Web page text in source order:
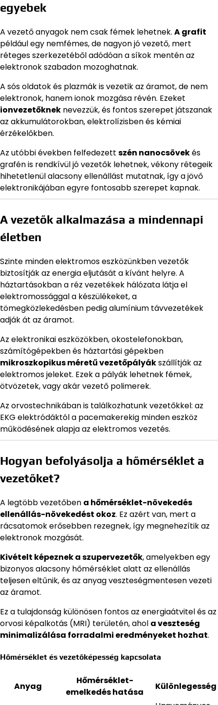
egyebek
A vezető anyagok nem csak fémek lehetnek. A grafit
például egy nemfémes, de nagyon jó vezető, mert
réteges szerkezetéből adódóan a síkok mentén az
elektronok szabadon mozoghatnak.
A sós oldatok és plazmák is vezetik az áramot, de nem
elektronok, hanem ionok mozgása révén. Ezeket
ionvezetőknek nevezzük, és fontos szerepet játszanak
az akkumulátorokban, elektrolízisben és kémiai
érzékelőkben.
Az utóbbi években felfedezett szén nanocsövekés
grafén is rendkívül jó vezetők lehetnek, vékony rétegeik
hihetetlenül alacsony ellenállást mutatnak, így a jövő
elektronikájában egyre fontosabb szerepet kapnak.
A vezetők alkalmazása a mindennapi
életben
Szinte minden elektromos eszközünkben vezetők
biztosítják az energia eljutását a kívánt helyre. A
háztartásokban a réz vezetékek hálózata látja el
elektromossággal a készülékeket, a
tömegközlekedésben pedig alumínium távvezetékek
adják át az áramot.
Az elektronikai eszközökben, okostelefonokban,
számítógépekben és háztartási gépekben
mikroszkopikus méretű vezetőpályákszállítják az
elektromos jeleket. Ezek a pályák lehetnek fémek,
ötvözetek, vagy akár vezető polimerek.
Az orvostechnikában is találkozhatunk vezetőkkel: az
EKG elektródáktól a pacemakerekig minden eszköz
működésének alapja az elektromos vezetés.
Hogyan befolyásolja a hőmérséklet a
vezetőket?
A legtöbb vezetőben a hőmérséklet-növekedés
ellenállás-növekedést okoz. Ez azért van, mert a
rácsatomok erősebben rezegnek, így megnehezítik az
elektronok mozgását.
Kivételt képeznek a szupervezetők, amelyekben egy
bizonyos alacsony hőmérséklet alatt az ellenállás
teljesen eltűnik, és az anyag veszteségmentesen vezeti
az áramot.
Ez a tulajdonság különösen fontos az energiaátvitel és az
orvosi képalkotás (MRI) területén, ahol a veszteség
minimalizálása forradalmi eredményeket hozhat.
Hőmérséklet és vezetőképesség kapcsolata
Anyag
Hőmérséklet-
emelkedés hatása
Különlegesség